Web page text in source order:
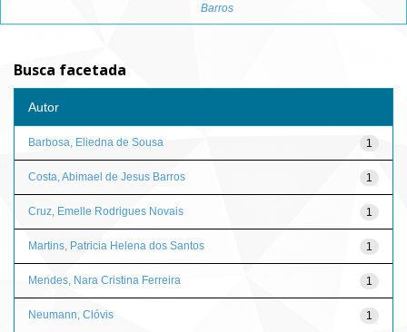
Barros
Busca facetada
Autor
1
Barbosa, Eliedna de Sousa
1
Costa, Abimael de Jesus Barros
1
Cruz, Emelle Rodrigues Novais
1
Martins, Patricia Helena dos Santos
1
Mendes, Nara Cristina Ferreira
1
Neumann, Clóvis